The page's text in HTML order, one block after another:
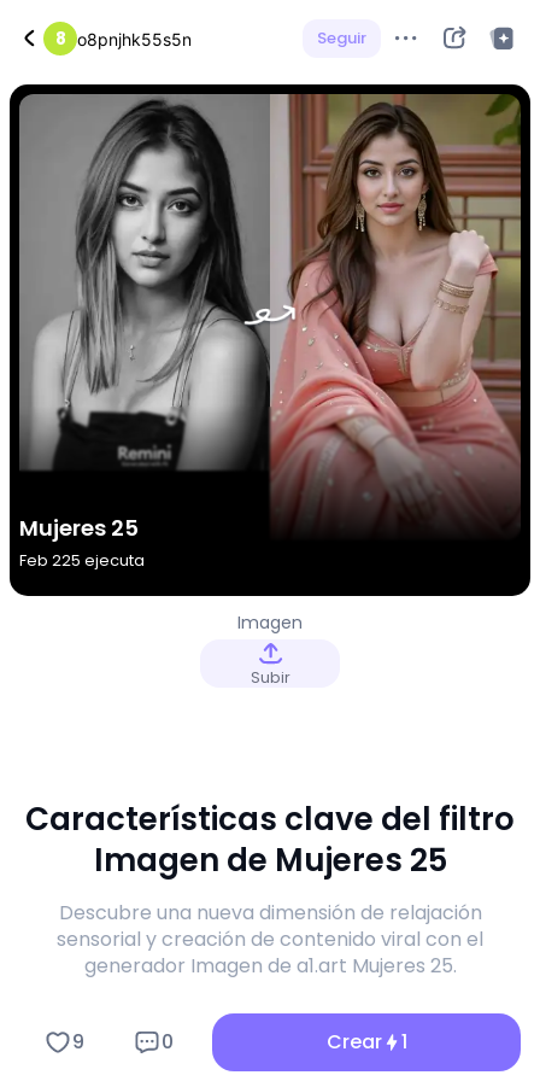
8 o8pnjhk55s5n Seguir
Mujeres 25
Feb 225 ejecuta
Imagen
Subir
Características clave del filtro
Imagen de Mujeres 25
Descubre una nueva dimensión de relajación
sensorial y creación de contenido viral con el
generador Imagen de a1.art Mujeres 25.
9 0 Crear 1